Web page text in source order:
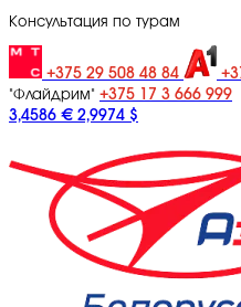
Консультация по турам
+375 29 508 48 84
"Флайдрим" +375 17 3 666 999
3,4586 € 2,9974 $